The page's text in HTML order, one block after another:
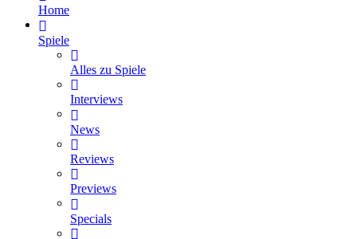
Home
Spiele
Alles zu Spiele
Interviews
News
Reviews
Previews
Specials